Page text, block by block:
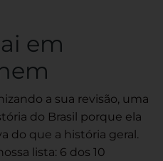
em
a sua revisão, uma
do Brasil porque ela
do que a história geral.
lista: 6 dos 10